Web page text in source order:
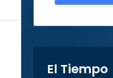
El Tiempo